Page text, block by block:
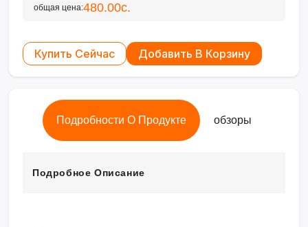
общая цена:480.00с.
Купить Сейчас Добавить В Корзину
Подробности О Продукте обзоры
Подробное Описание